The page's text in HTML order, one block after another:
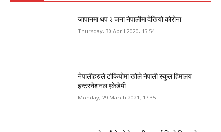
जापानमा थप २ जना नेपालीमा देखियो कोरोना
Thursday, 30 April 2020, 17:54
नेपालीहरुले टोकियोमा खोले नेपाली स्कुल हिमालय
इन्टरनेशनल एकेडेमी
Monday, 29 March 2021, 17:35